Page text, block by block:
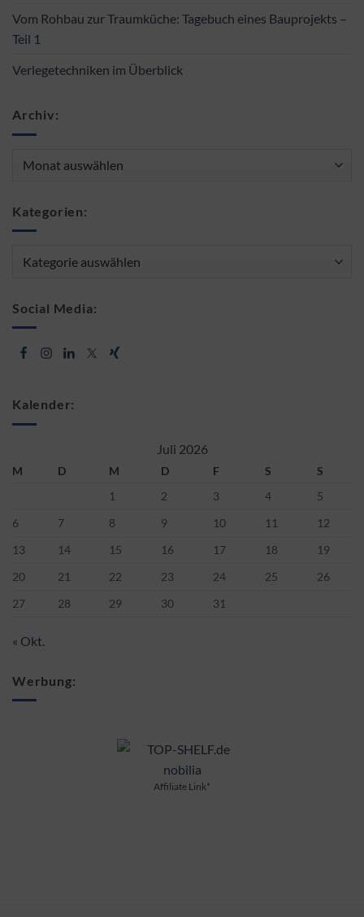
Vom Rohbau zur Traumküche: Tagebuch eines Bauprojekts –
Teil 1
Verlegetechniken im Überblick
Archiv:
Kategorien:
Social Media:
Kalender:
Juli 2026
M D M D F S
S
1
2 3 4
5
6
7 8 9 10 11
12
13
14 15 16 17 18
19
20
21 22 23 24 25
26
27
28 29 30 31
« Okt.
Werbung:
Affiliate Link*